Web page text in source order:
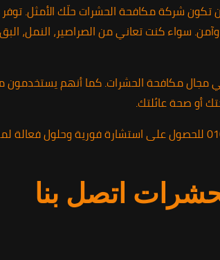
شركة مكافحة الحشرات حلّك الأمثل. توفر
كنت تعاني من الصراصير، النمل، البق،
في مجال مكافحة الحشرات. كما أنهم
أو صحة عائلتك.
للتواصل مع الشركة الألمانية لمكافحة الحشرات، يمكنك الاتصال بالرقم 01010891953 للحصول على
اتصل بنا